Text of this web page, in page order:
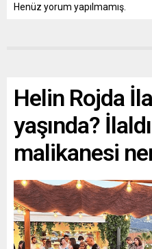
Henüz yorum yapılmamış.
Helin Rojda
yaşında?
malikanesi